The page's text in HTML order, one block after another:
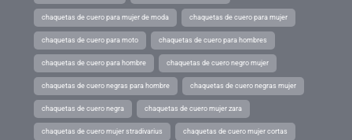
chaquetas de cuero para mujer de moda chaquetas de cuero para mujer
chaquetas de cuero para moto chaquetas de cuero para hombres
chaquetas de cuero para hombre chaquetas de cuero negro mujer
chaquetas de cuero negras para hombre chaquetas de cuero negras mujer
chaquetas de cuero negra chaquetas de cuero mujer zara
chaquetas de cuero mujer stradivarius chaquetas de cuero mujer cortas